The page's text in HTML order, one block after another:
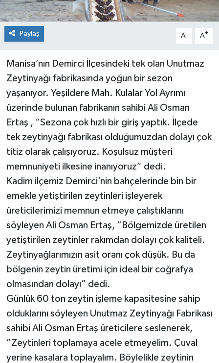
Paylaş A- A+
Manisa’nın Demirci İlçesindeki tek olan Unutmaz
Zeytinyağı fabrikasında yoğun bir sezon
yaşanıyor. Yeşildere Mah. Kulalar Yol Ayrımı
üzerinde bulunan fabrikanın sahibi Ali Osman
Ertaş , “Sezona çok hızlı bir giriş yaptık. İlçede
tek zeytinyağı fabrikası olduğumuzdan dolayı çok
titiz olarak çalışıyoruz. Koşulsuz müşteri
memnuniyeti ilkesine inanıyoruz” dedi.
Kadim ilçemiz Demirci’nin bahçelerinde bin bir
emekle yetiştirilen zeytinleri işleyerek
üreticilerimizi memnun etmeye çalıştıklarını
söyleyen Ali Osman Ertaş, “Bölgemizde üretilen
yetiştirilen zeytinler rakımdan dolayı çok kaliteli.
Zeytinyağlarımızın asit oranı çok düşük. Bu da
bölgenin zeytin üretimi için ideal bir coğrafya
olmasından dolayı” dedi.
Günlük 60 ton zeytin işleme kapasitesine sahip
olduklarını söyleyen Unutmaz Zeytinyağı Fabrikası
sahibi Ali Osman Ertaş üreticilere seslenerek,
”Zeytinleri toplamaya acele etmeyelim. Çuval
yerine kasalara toplayalım. Böylelikle zeytinin